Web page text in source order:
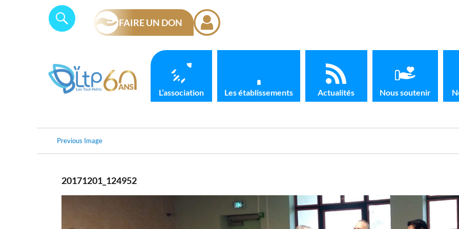
Search
SEARCH
FAIRE UN DON
L’association Les établissements Actualités Nous soutenir
Previous Image
20171201_124952
Panneau de gestion des cookies